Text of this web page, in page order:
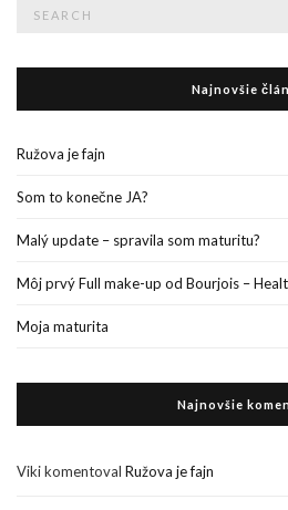
Najnovšie
Ružova je fajn
Som to konečne JA?
Malý update – spravila som maturitu?
Môj prvý Full make-up od Bourjois –
Moja maturita
Najnovšie
Vikikomentoval Ružova je fajn